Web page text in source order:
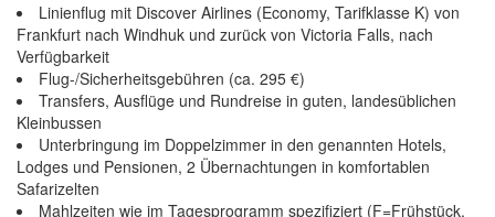
Linienflug mit Discover Airlines (Economy, Tarifklasse K) von
Frankfurt nach Windhuk und zurück von Victoria Falls, nach
Verfügbarkeit
Flug-/Sicherheitsgebühren (ca. 295 €)
Transfers, Ausflüge und Rundreise in guten, landesüblichen
Kleinbussen
Unterbringung im Doppelzimmer in den genannten Hotels,
Lodges und Pensionen, 2 Übernachtungen in komfortablen
Safarizelten
Mahlzeiten wie im Tagesprogramm spezifiziert (F=Frühstück,